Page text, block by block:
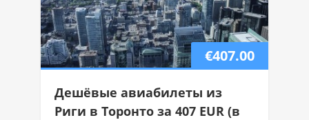
€407.00
Дешёвые авиабилеты из
Риги в Торонто за 407 EUR (в